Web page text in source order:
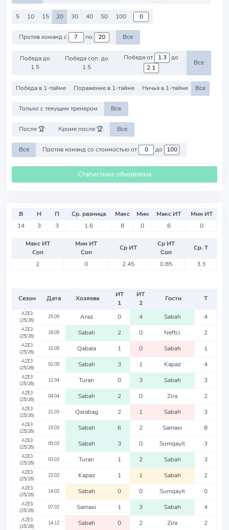
5 10 15 20 30 40 50 100
Против команд с по Все
Победа до
1.5
Победа соп. до
1.5
Победа от до
Все
Победа в 1-тайме Поражение в 1-тайме Ничья в 1-тайме Все
Только с текущим тренером Все
После 🏆 Кроме после 🏆 Все
Все Против команд со стоимостью от до
Статистика обновлена
В Н П Ср. разница Макс Мин Макс ИТ
Мин ИТ
14
3 3 1.6 8 0 6 0
Макс ИТ
Соп
Мин ИТ
Соп
Ср ИТ
Ср ИТ
Соп
Ср. Т
2
0 2.45 0.85 3.3
Сезон Дата Хозяева
ИТ
1
ИТ
2
Гости Т
AZE3
(25/26)
25.05 Araz 0 4 Sabah 4
AZE3
(25/26)
16.05 Sabah 2 0 Neftci 2
AZE3
(25/26)
10.05 Qabala 1 0 Sabah 1
AZE3
(25/26)
01.05 Sabah 3 1 Kapaz 4
AZE3
(25/26)
12.04 Turan 0 3 Sabah 3
AZE3
(25/26)
04.04 Sabah 2 0 Zira 2
AZE3
(25/26)
21.03 Qarabag 2 1 Sabah 3
AZE3
(25/26)
15.03 Sabah 6 2 Samaxi 8
AZE3
(25/26)
09.03 Sabah 3 0 Sumqayit 3
AZE3
(25/26)
03.03 Turan 1 2 Sabah 3
AZE3
(25/26)
23.02 Kapaz 1 1 Sabah 2
AZE3
(25/26)
14.02 Sabah 0 0 Sumqayit 0
AZE3
(25/26)
07.02 Samaxi 1 3 Sabah 4
AZE3
(25/26)
14.12 Sabah 0 2 Zira 2